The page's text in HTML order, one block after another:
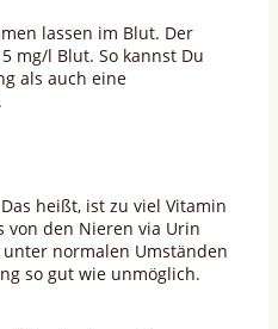
lassen im Blut. Der
mg/l Blut. So kannst Du
als auch eine
heißt, ist zu viel Vitamin
von den Nieren via Urin
normalen Umständen
so gut wie unmöglich.